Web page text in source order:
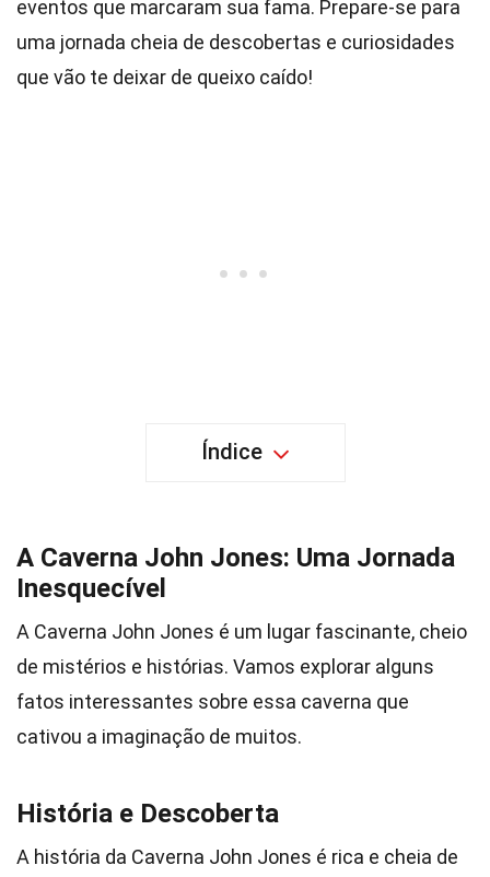
eventos que marcaram sua fama. Prepare-se para
uma jornada cheia de descobertas e curiosidades
que vão te deixar de queixo caído!
Índice
A Caverna John Jones: Uma Jornada
Inesquecível
A Caverna John Jones é um lugar fascinante, cheio
de mistérios e histórias. Vamos explorar alguns
fatos interessantes sobre essa caverna que
cativou a imaginação de muitos.
História e Descoberta
A história da Caverna John Jones é rica e cheia de